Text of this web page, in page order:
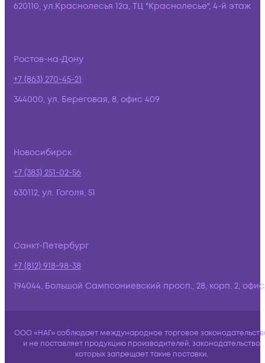
620110, ул.Краснолесья 12а, ТЦ "Краснолесье", 4-й этаж
Ростов-на-Дону
+7 (863) 270-45-21
344000, ул. Береговая, 8, офис 409
Новосибирск
+7 (383) 251-02-56
630112, ул. Гоголя, 51
Санкт-Петербург
+7 (812) 918-98-38
194044, Большой Сампсониевский просп., 28, корп. 2,
ООО «НАГ» соблюдает международное торговое
и не поставляет продукцию производителей, законодательство
которых запрещает такие поставки.